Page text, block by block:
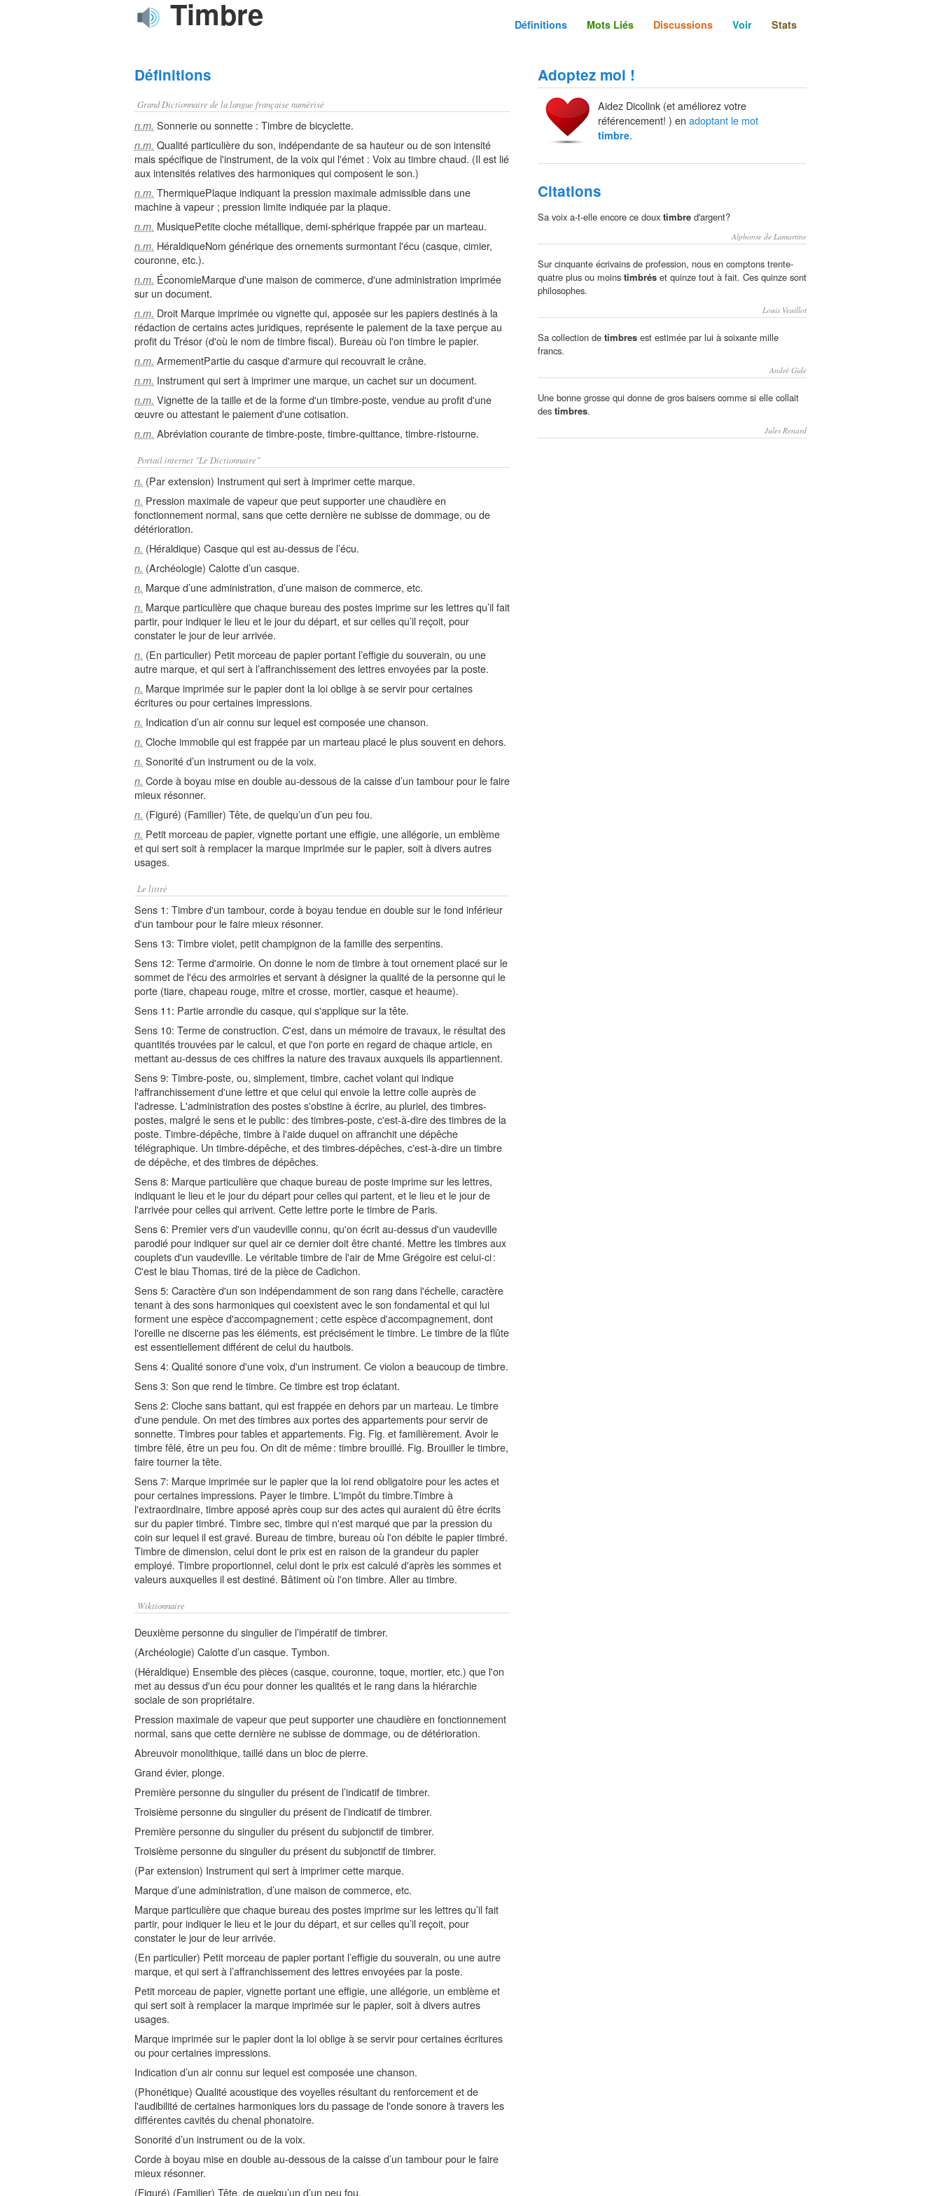
Timbre Définitions Mots Liés Discussions Voir Stats
Définitions
Grand Dictionnaire de la langue française numérisé
n.m. Sonnerie ou sonnette : Timbre de bicyclette.
n.m. Qualité particulière du son, indépendante de sa hauteur ou de son intensité
mais spécifique de l'instrument, de la voix qui l'émet : Voix au timbre chaud. (Il est lié
aux intensités relatives des harmoniques qui composent le son.)
n.m. ThermiquePlaque indiquant la pression maximale admissible dans une
machine à vapeur ; pression limite indiquée par la plaque.
n.m. MusiquePetite cloche métallique, demi-sphérique frappée par un marteau.
n.m. HéraldiqueNom générique des ornements surmontant l'écu (casque, cimier,
couronne, etc.).
n.m. ÉconomieMarque d'une maison de commerce, d'une administration imprimée
sur un document.
n.m. Droit Marque imprimée ou vignette qui, apposée sur les papiers destinés à la
rédaction de certains actes juridiques, représente le paiement de la taxe perçue au
profit du Trésor (d'où le nom de timbre fiscal). Bureau où l'on timbre le papier.
n.m. ArmementPartie du casque d'armure qui recouvrait le crâne.
n.m. Instrument qui sert à imprimer une marque, un cachet sur un document.
n.m. Vignette de la taille et de la forme d'un timbre-poste, vendue au profit d'une
œuvre ou attestant le paiement d'une cotisation.
n.m. Abréviation courante de timbre-poste, timbre-quittance, timbre-ristourne.
Portail internet "Le Dictionnaire"
n. (Par extension) Instrument qui sert à imprimer cette marque.
n. Pression maximale de vapeur que peut supporter une chaudière en
fonctionnement normal, sans que cette dernière ne subisse de dommage, ou de
détérioration.
n. (Héraldique) Casque qui est au-dessus de l’écu.
n. (Archéologie) Calotte d’un casque.
n. Marque d’une administration, d’une maison de commerce, etc.
n. Marque particulière que chaque bureau des postes imprime sur les lettres qu’il fait
partir, pour indiquer le lieu et le jour du départ, et sur celles qu’il reçoit, pour
constater le jour de leur arrivée.
n. (En particulier) Petit morceau de papier portant l’effigie du souverain, ou une
autre marque, et qui sert à l’affranchissement des lettres envoyées par la poste.
n. Marque imprimée sur le papier dont la loi oblige à se servir pour certaines
écritures ou pour certaines impressions.
n. Indication d’un air connu sur lequel est composée une chanson.
n. Cloche immobile qui est frappée par un marteau placé le plus souvent en dehors.
n. Sonorité d’un instrument ou de la voix.
n. Corde à boyau mise en double au-dessous de la caisse d’un tambour pour le faire
mieux résonner.
n. (Figuré) (Familier) Tête, de quelqu’un d’un peu fou.
n. Petit morceau de papier, vignette portant une effigie, une allégorie, un emblème
et qui sert soit à remplacer la marque imprimée sur le papier, soit à divers autres
usages.
Le littré
Sens 1: Timbre d'un tambour, corde à boyau tendue en double sur le fond inférieur
d'un tambour pour le faire mieux résonner.
Sens 13: Timbre violet, petit champignon de la famille des serpentins.
Sens 12: Terme d'armoirie. On donne le nom de timbre à tout ornement placé sur le
sommet de l'écu des armoiries et servant à désigner la qualité de la personne qui le
porte (tiare, chapeau rouge, mitre et crosse, mortier, casque et heaume).
Sens 11: Partie arrondie du casque, qui s'applique sur la tête.
Sens 10: Terme de construction. C'est, dans un mémoire de travaux, le résultat des
quantités trouvées par le calcul, et que l'on porte en regard de chaque article, en
mettant au-dessus de ces chiffres la nature des travaux auxquels ils appartiennent.
Sens 9: Timbre-poste, ou, simplement, timbre, cachet volant qui indique
l'affranchissement d'une lettre et que celui qui envoie la lettre colle auprès de
l'adresse. L'administration des postes s'obstine à écrire, au pluriel, des timbres-
postes, malgré le sens et le public : des timbres-poste, c'est-à-dire des timbres de la
poste. Timbre-dépêche, timbre à l'aide duquel on affranchit une dépêche
télégraphique. Un timbre-dépêche, et des timbres-dépêches, c'est-à-dire un timbre
de dépêche, et des timbres de dépêches.
Sens 8: Marque particulière que chaque bureau de poste imprime sur les lettres,
indiquant le lieu et le jour du départ pour celles qui partent, et le lieu et le jour de
l'arrivée pour celles qui arrivent. Cette lettre porte le timbre de Paris.
Sens 6: Premier vers d'un vaudeville connu, qu'on écrit au-dessus d'un vaudeville
parodié pour indiquer sur quel air ce dernier doit être chanté. Mettre les timbres aux
couplets d'un vaudeville. Le véritable timbre de l'air de Mme Grégoire est celui-ci :
C'est le biau Thomas, tiré de la pièce de Cadichon.
Sens 5: Caractère d'un son indépendamment de son rang dans l'échelle, caractère
tenant à des sons harmoniques qui coexistent avec le son fondamental et qui lui
forment une espèce d'accompagnement ; cette espèce d'accompagnement, dont
l'oreille ne discerne pas les éléments, est précisément le timbre. Le timbre de la flûte
est essentiellement différent de celui du hautbois.
Sens 4: Qualité sonore d'une voix, d'un instrument. Ce violon a beaucoup de timbre.
Sens 3: Son que rend le timbre. Ce timbre est trop éclatant.
Sens 2: Cloche sans battant, qui est frappée en dehors par un marteau. Le timbre
d'une pendule. On met des timbres aux portes des appartements pour servir de
sonnette. Timbres pour tables et appartements. Fig. Fig. et familièrement. Avoir le
timbre fêlé, être un peu fou. On dit de même : timbre brouillé. Fig. Brouiller le timbre,
faire tourner la tête.
Sens 7: Marque imprimée sur le papier que la loi rend obligatoire pour les actes et
pour certaines impressions. Payer le timbre. L'impôt du timbre.Timbre à
l'extraordinaire, timbre apposé après coup sur des actes qui auraient dû être écrits
sur du papier timbré. Timbre sec, timbre qui n'est marqué que par la pression du
coin sur lequel il est gravé. Bureau de timbre, bureau où l'on débite le papier timbré.
Timbre de dimension, celui dont le prix est en raison de la grandeur du papier
employé. Timbre proportionnel, celui dont le prix est calculé d'après les sommes et
valeurs auxquelles il est destiné. Bâtiment où l'on timbre. Aller au timbre.
Wiktionnaire
Deuxième personne du singulier de l’impératif de timbrer.
(Archéologie) Calotte d’un casque. Tymbon.
(Héraldique) Ensemble des pièces (casque, couronne, toque, mortier, etc.) que l'on
met au dessus d'un écu pour donner les qualités et le rang dans la hiérarchie
sociale de son propriétaire.
Pression maximale de vapeur que peut supporter une chaudière en fonctionnement
normal, sans que cette dernière ne subisse de dommage, ou de détérioration.
Abreuvoir monolithique, taillé dans un bloc de pierre.
Grand évier, plonge.
Première personne du singulier du présent de l’indicatif de timbrer.
Troisième personne du singulier du présent de l’indicatif de timbrer.
Première personne du singulier du présent du subjonctif de timbrer.
Troisième personne du singulier du présent du subjonctif de timbrer.
(Par extension) Instrument qui sert à imprimer cette marque.
Marque d’une administration, d’une maison de commerce, etc.
Marque particulière que chaque bureau des postes imprime sur les lettres qu’il fait
partir, pour indiquer le lieu et le jour du départ, et sur celles qu’il reçoit, pour
constater le jour de leur arrivée.
(En particulier) Petit morceau de papier portant l’effigie du souverain, ou une autre
marque, et qui sert à l’affranchissement des lettres envoyées par la poste.
Petit morceau de papier, vignette portant une effigie, une allégorie, un emblème et
qui sert soit à remplacer la marque imprimée sur le papier, soit à divers autres
usages.
Marque imprimée sur le papier dont la loi oblige à se servir pour certaines écritures
ou pour certaines impressions.
Indication d’un air connu sur lequel est composée une chanson.
(Phonétique) Qualité acoustique des voyelles résultant du renforcement et de
l'audibilité de certaines harmoniques lors du passage de l'onde sonore à travers les
différentes cavités du chenal phonatoire.
Sonorité d’un instrument ou de la voix.
Corde à boyau mise en double au-dessous de la caisse d’un tambour pour le faire
mieux résonner.
(Figuré) (Familier) Tête, de quelqu’un d’un peu fou.
Adoptez moi !
Aidez Dicolink (et améliorez votre
référencement! ) en adoptant le mot
timbre.
Citations
Sa voix a-t-elle encore ce doux timbre d'argent?
Alphonse de Lamartine
Sur cinquante écrivains de profession, nous en comptons trente-
quatre plus ou moins timbrés et quinze tout à fait. Ces quinze sont
philosophes.
Louis Veuillot
Sa collection de timbres est estimée par lui à soixante mille
francs.
André Gide
Une bonne grosse qui donne de gros baisers comme si elle collait
des timbres.
Jules Renard